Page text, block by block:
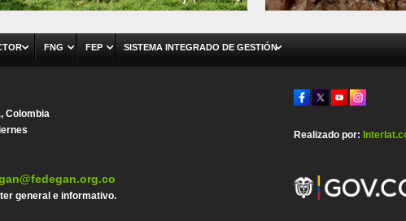
FNG FEP SISTEMA INTEGRADO DE GESTIÓN
Colombia
general e informativo.
Realizado por: